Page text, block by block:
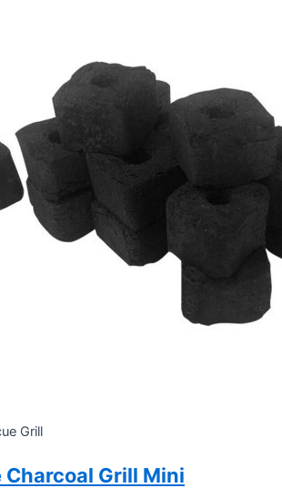
Grill
Charcoal Grill Mini